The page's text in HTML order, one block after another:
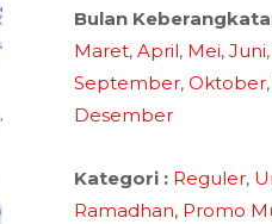
Bulan
Maret, April, Mei, Juni,
September, Oktober,
Desember
Kategori : Reguler,
Ramadhan, Promo